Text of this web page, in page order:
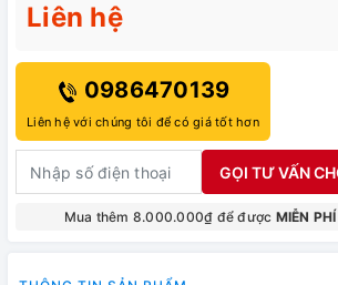
Liên hệ
0986470139
Liên hệ với chúng tôi để có giá tốt hơn
GỌI TƯ VẤN
Mua thêm 8.000.000₫ để được MIỄN